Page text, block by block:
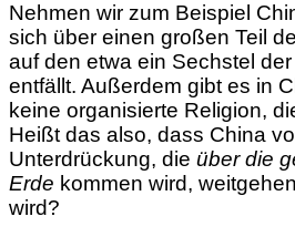
Nehmen wir zum Beispiel
sich über einen großen Teil
auf den etwa ein Sechstel
entfällt. Außerdem gibt es in
keine organisierte Religion,
Heißt das also, dass China
Unterdrückung, die über die
Erde kommen wird,
wird?